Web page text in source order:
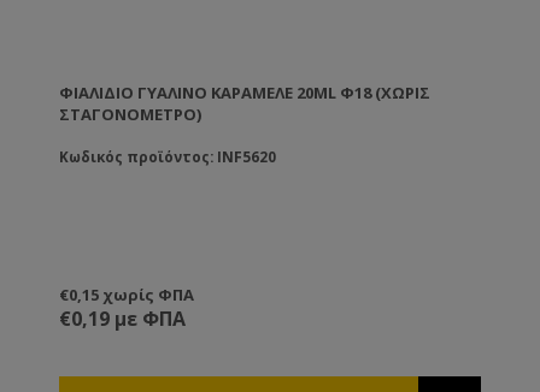
ΦΙΆΛΙΔΙΟ ΓΥΆΛΙΝΟ ΚΑΡΑΜΕΛΈ 20ML Φ18 (ΧΩΡΊΣ
ΣΤΑΓΟΝΌΜΕΤΡΟ)
Κωδικός προϊόντος: INF5620
€0,15 χωρίς ΦΠΑ
€0,19 με ΦΠΑ